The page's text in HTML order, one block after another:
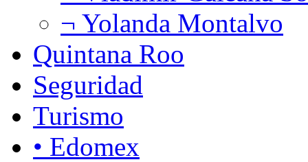
¬ Yolanda Montalvo
Quintana Roo
Seguridad
Turismo
• Edomex